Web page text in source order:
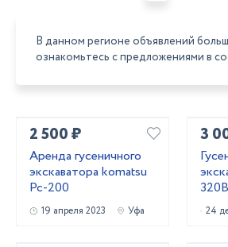
В данном регионе объявлений
ознакомьтесь с предложениями в
2 500 ₽
Аренда гусеничного
экскаватора komatsu
Pc-200
19 апреля 2023 Уфа
3
320B
24